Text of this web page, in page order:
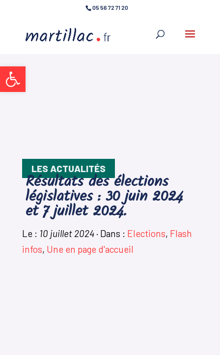
Ouvrir la barre d’outils
05 56 72 71 20
LES ACTUALITÉS
Résultats des élections
législatives : 30 juin 2024
et 7 juillet 2024.
Le : 10 juillet 2024· Dans : Elections, Flash
infos, Une en page d'accueil